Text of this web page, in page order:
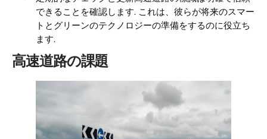
できることを確認します. これは、彼らが将来のスマー
トとグリーンのテクノロジーの準備をするのに役立ち
ます.
高速道路の課題